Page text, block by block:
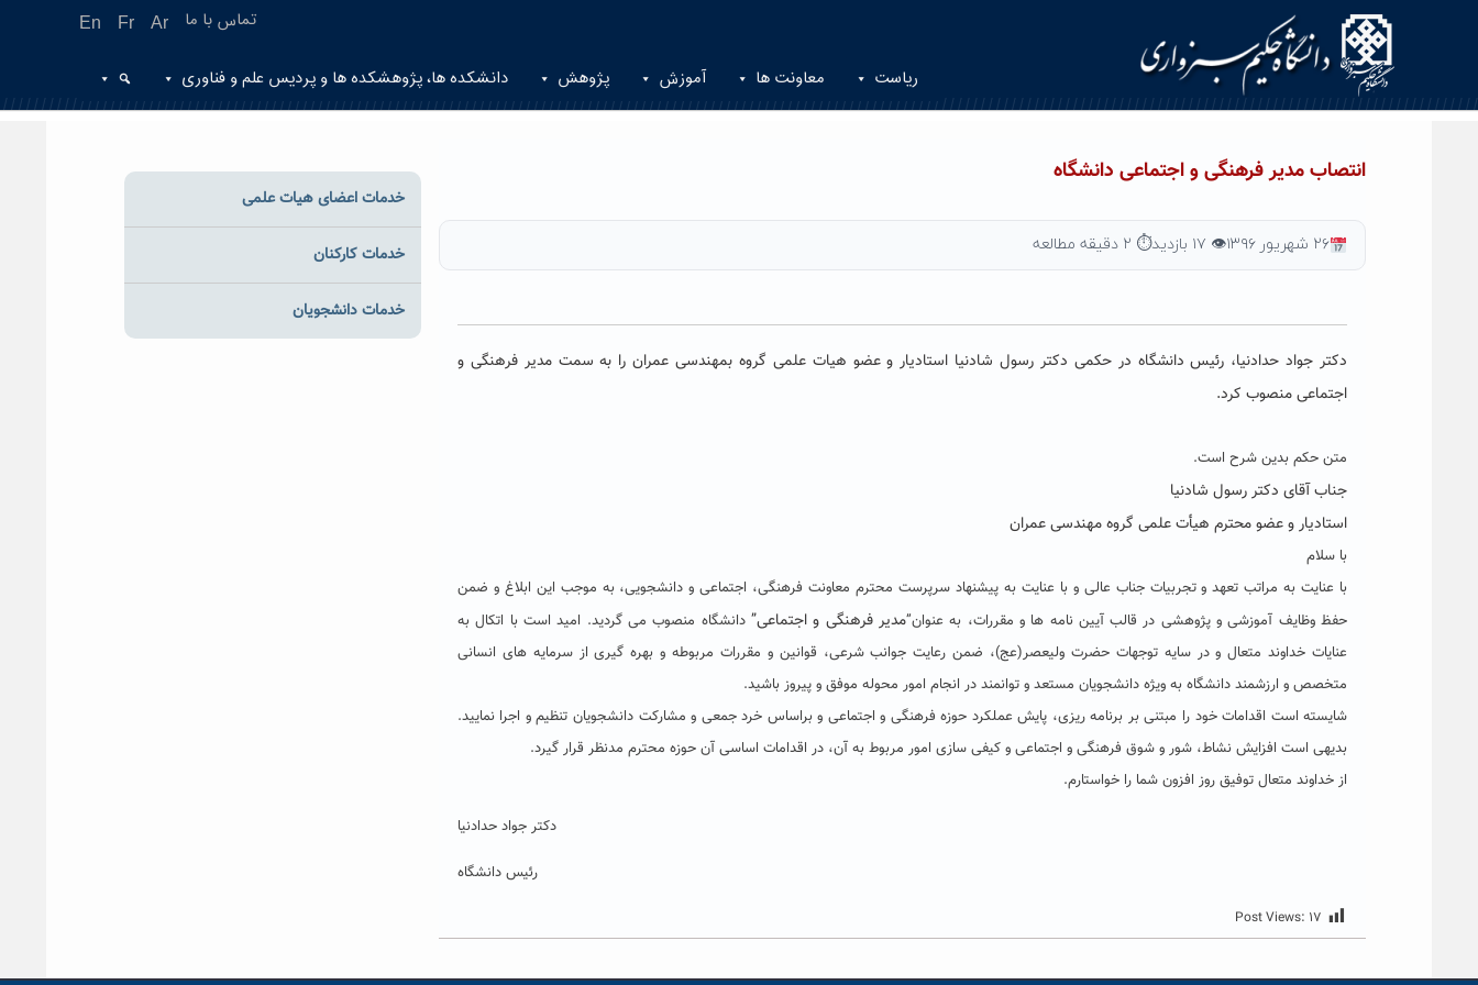
En Fr Ar تماس با ما
ریاست معاونت ها آموزش پژوهش دانشکده ها، پژوهشکده ها و پردیس علم و فناوری
انتصاب مدیر فرهنگی و اجتماعی دانشگاه
۲۶ شهریور ۱۳۹۶ 👁 ۱۷ بازدید ⏱ ۲ دقیقه مطالعه
دکتر جواد حدادنیا، رئیس دانشگاه در حکمی دکتر رسول شادنیا استادیار و عضو هیات علمی گروه بمهندسی عمران را به سمت مدیر فرهنگی و
اجتماعی منصوب کرد.
متن حکم بدین شرح است.
جناب آقای دکتر رسول شادنیا
استادیار و عضو محترم هیأت علمی گروه مهندسی عمران
با سلام
با عنایت به مراتب تعهد و تجربیات جناب عالی و با عنایت به پیشنهاد سرپرست محترم معاونت فرهنگی، اجتماعی و دانشجویی، به موجب این ابلاغ و ضمن
حفظ وظایف آموزشی و پژوهشی در قالب آیین نامه ها و مقررات، به عنوان”مدیر فرهنگی و اجتماعی” دانشگاه منصوب می گردید. امید است با اتکال به
عنایات خداوند متعال و در سایه توجهات حضرت ولیعصر(عج)، ضمن رعایت جوانب شرعی، قوانین و مقررات مربوطه و بهره گیری از سرمایه های انسانی
متخصص و ارزشمند دانشگاه به ویژه دانشجویان مستعد و توانمند در انجام امور محوله موفق و پیروز باشید.
شایسته است اقدامات خود را مبتنی بر برنامه ریزی، پایش عملکرد حوزه فرهنگی و اجتماعی و براساس خرد جمعی و مشارکت دانشجویان تنظیم و اجرا نمایید.
بدیهی است افزایش نشاط، شور و شوق فرهنگی و اجتماعی و کیفی سازی امور مربوط به آن، در اقدامات اساسی آن حوزه محترم مدنظر قرار گیرد.
از خداوند متعال توفیق روز افزون شما را خواستارم.
دکتر جواد حدادنیا
رئیس دانشگاه
Post Views: ۱۷
خدمات اعضای هیات علمی
خدمات کارکنان
خدمات دانشجویان